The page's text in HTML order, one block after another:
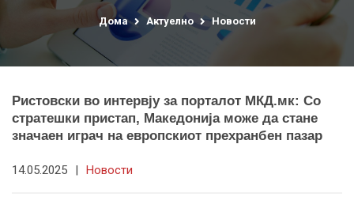
Дома Актуелно Новости
Ристовски во интервју за порталот МКД.мк: Со
стратешки пристап, Македонија може да стане
значаен играч на европскиот прехранбен пазар
14.05.2025 | Новости